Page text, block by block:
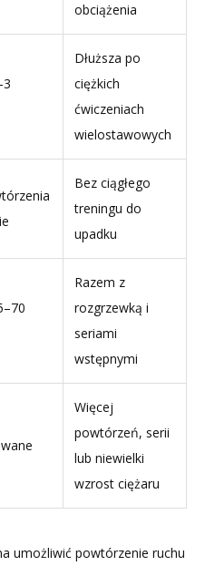
obciążenia
Dłuższa po
ciężkich
ćwiczeniach
wielostawowych
Bez ciągłego
treningu do
upadku
Razem z
rozgrzewką i
seriami
wstępnymi
Więcej
powtórzeń, serii
lub niewielki
wzrost ciężaru
umożliwić powtórzenie ruchu